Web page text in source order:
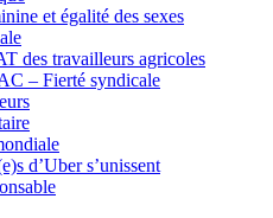
et égalité des sexes
des travailleurs agricoles
– Fierté syndicale
d’Uber s’unissent